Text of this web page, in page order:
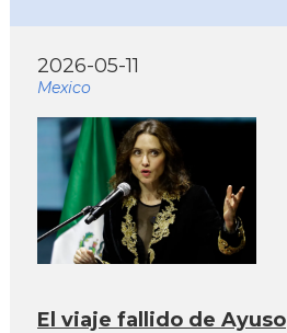
2026-05-11
Mexico
El viaje fallido de Ayuso